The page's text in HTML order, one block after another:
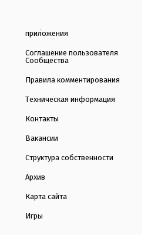
приложения
Соглашение пользователя
Сообщества
Правила комментирования
Техническая информация
Контакты
Вакансии
Структура собственности
Архив
Карта сайта
Игры